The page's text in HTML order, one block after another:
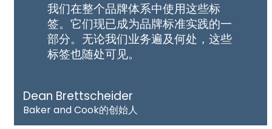
我们在整个品牌体系中使用这些标
签。它们现已成为品牌标准实践的一
部分。无论我们业务遍及何处，这些
标签也随处可见。
Dean Brettscheider
Baker and Cook的创始人